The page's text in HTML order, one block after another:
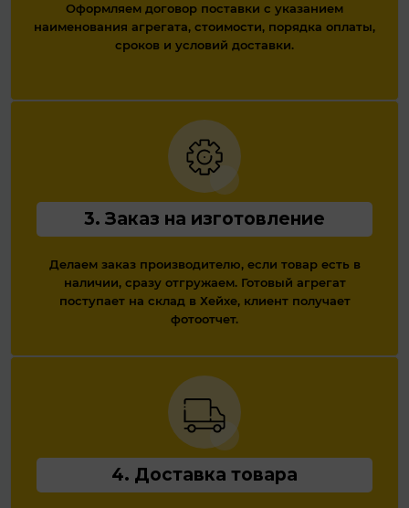
Оформляем договор поставки с указанием
наименования агрегата, стоимости, порядка оплаты,
сроков и условий доставки.
3. Заказ на изготовление
Делаем заказ производителю, если товар есть в
наличии, сразу отгружаем. Готовый агрегат
поступает на склад в Хейхе, клиент получает
фотоотчет.
4. Доставка товара